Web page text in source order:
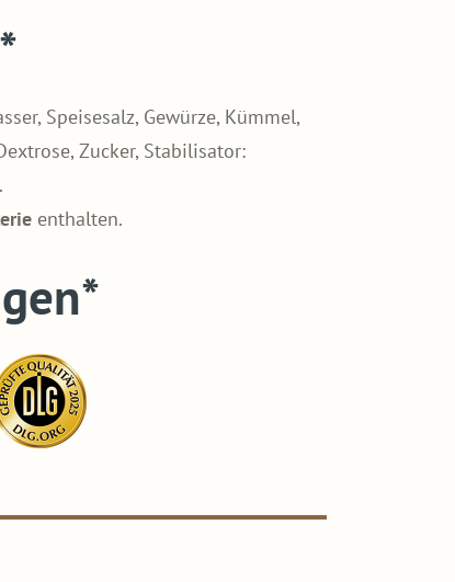
Speisesalz, Gewürze, Kümmel,
Zucker, Stabilisator:
enthalten.